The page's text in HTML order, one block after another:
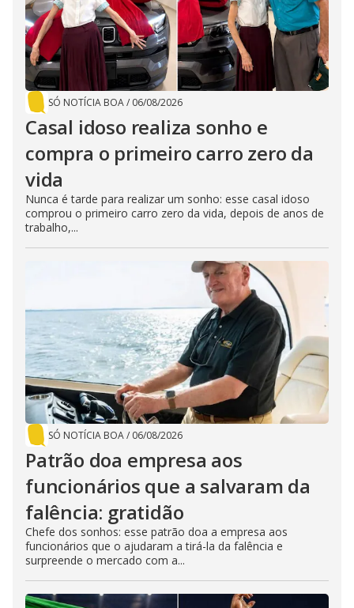
SÓ NOTÍCIA BOA/ 06/08/2026
Casal idoso realiza sonho e
compra o primeiro carro zero da
vida
Nunca é tarde para realizar um sonho: esse casal idoso
comprou o primeiro carro zero da vida, depois de anos de
trabalho,...
SÓ NOTÍCIA BOA/ 06/08/2026
Patrão doa empresa aos
funcionários que a salvaram da
falência: gratidão
Chefe dos sonhos: esse patrão doa a empresa aos
funcionários que o ajudaram a tirá-la da falência e
surpreende o mercado com a...